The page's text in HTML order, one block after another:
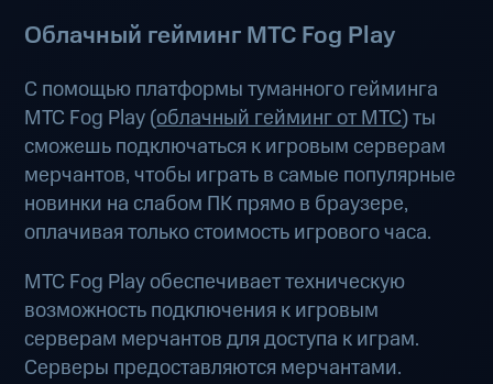
Облачный гейминг МТС Fog Play
С помощью платформы туманного гейминга
МТС Fog Play (облачный гейминг от МТС) ты
сможешь подключаться к игровым серверам
мерчантов, чтобы играть в самые популярные
новинки на слабом ПК прямо в браузере,
оплачивая только стоимость игрового часа.
МТС Fog Play обеспечивает техническую
возможность подключения к игровым
серверам мерчантов для доступа к играм.
Серверы предоставляются мерчантами.